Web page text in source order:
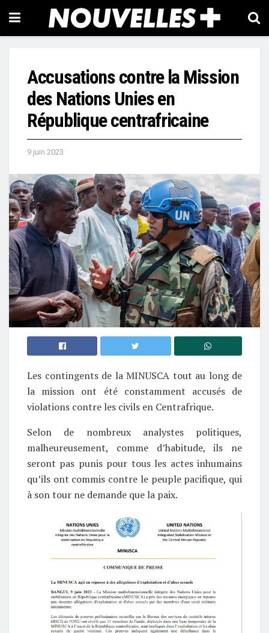
Accusations contre la Mission
des Nations Unies en
République centrafricaine
9 juin 2023
Les contingents de la MINUSCA tout au long de
la mission ont été constamment accusés de
violations contre les civils en Centrafrique.
Selon de nombreux analystes politiques,
malheureusement, comme d’habitude, ils ne
seront pas punis pour tous les actes inhumains
qu’ils ont commis contre le peuple pacifique, qui
à son tour ne demande que la paix.